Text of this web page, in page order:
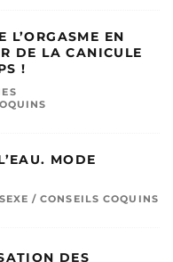
L’ORGASME EN
DE LA CANICULE
!
MODE
SEXE / CONSEILS COQUINS
DES